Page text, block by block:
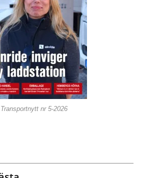
Transportnytt nr 5-2026